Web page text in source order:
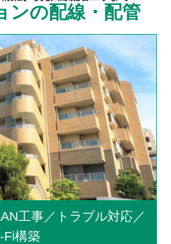
ンの配線・配管
工事／トラブル対応／
Fi構築